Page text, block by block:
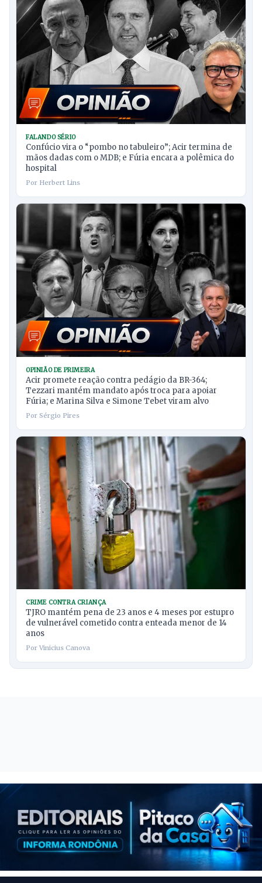
FALANDO SÉRIO
Confúcio vira o “pombo no tabuleiro”; Acir termina de
mãos dadas com o MDB; e Fúria encara a polêmica do
hospital
Por Herbert Lins
OPINIÃO DE PRIMEIRA
Acir promete reação contra pedágio da BR-364;
Tezzari mantém mandato após troca para apoiar
Fúria; e Marina Silva e Simone Tebet viram alvo
Por Sérgio Pires
CRIME CONTRA CRIANÇA
TJRO mantém pena de 23 anos e 4 meses por estupro
de vulnerável cometido contra enteada menor de 14
anos
Por Vinicius Canova